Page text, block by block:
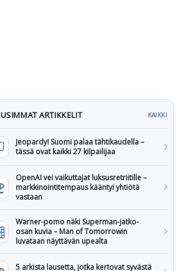
ARTIKKELIT KAIKKI
Jeopardy! Suomi palaa tähtikaudella –
tässä ovat kaikki 27 kilpailijaa
OpenAI vei vaikuttajat luksusretriitille –
markkinointitempaus kääntyi yhtiötä
vastaan
Warner-pomo näki Superman-jatko-
osan kuvia – Man of Tomorrowin
luvataan näyttävän upealta
5 arkista lausetta, jotka kertovat syvästä